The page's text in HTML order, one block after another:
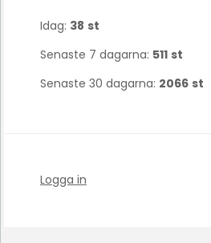
Idag: 38 st
Senaste 7 dagarna: 511 st
Senaste 30 dagarna: 2066 st
Logga in